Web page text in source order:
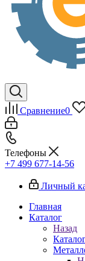
Сравнение0
Телефоны
+7 499 677-14-56
Личный
Главная
Каталог
Назад